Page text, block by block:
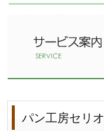
パン工房セリオ